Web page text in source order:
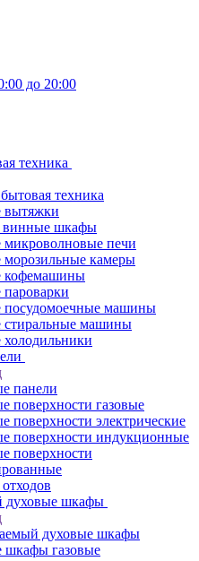
до 20:00
техника
техника
вытяжки
винные шкафы
микроволновые печи
морозильные камеры
кофемашины
посудомоечные машины
стиральные машины
панели
поверхности газовые
поверхности электрические
поверхности индукционные
поверхности
духовые шкафы
духовые шкафы
шкафы газовые